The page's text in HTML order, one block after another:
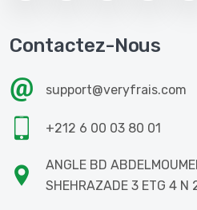
Contactez-Nous
support@veryfrais.com
+212 6 00 03 80 01
ANGLE BD
SHEHRAZADE 3 ETG 4